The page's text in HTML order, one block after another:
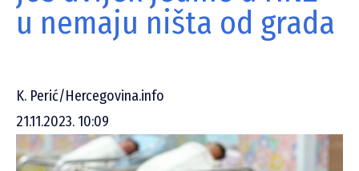
u nemaju ništa od grada
K. Perić/Hercegovina.info
21.11.2023. 10:09